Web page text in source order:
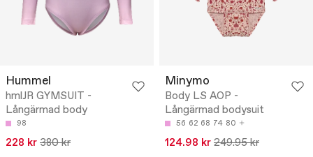
Hummel
hmlJR GYMSUIT -
Långärmad body
98
228 kr 380 kr
Minymo
Body LS AOP -
Långärmad bodysuit
56 62 68 74 80
124.98 kr 249.95 kr